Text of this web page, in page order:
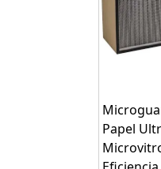
Papel